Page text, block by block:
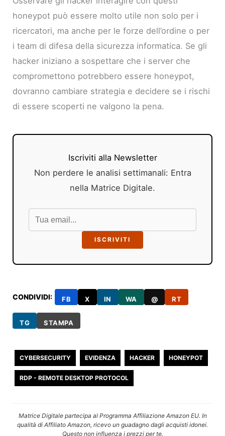
honeypot può essere molto utile non solo per i
ricercatori, ma anche per le forze dell’ordine o per
i team di difesa della sicurezza informatica. Se gli
hacker iniziano a sospettare che i server che
compromettono potrebbero essere honeypot,
dovranno cambiare strategia e decidere se i rischi
di essere scoperti ne valgono la pena.
Iscriviti alla Newsletter
Non perdere le analisi settimanali: Entra
nella Matrice Digitale.
ISCRIVITI
CONDIVIDI: FB X IN WA @ RT
TG STAMPA
CYBERSECURITY EVIDENZA HACKER HONEYPOT
RDP - REMOTE DESKTOP PROTOCOL
Matrice Digitale partecipa al Programma Affiliazione Amazon EU. In
qualità di Affiliato Amazon, ricevo un guadagno dagli acquisti idonei.
Questo non influenza i prezzi per te.